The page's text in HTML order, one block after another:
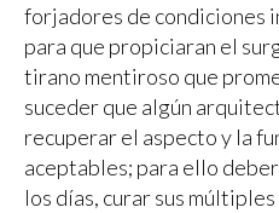
forjadores de condiciones
para que propiciaran el
tirano mentiroso que
suceder que algún
recuperar el aspecto y la
aceptables; para ello
los días, curar sus